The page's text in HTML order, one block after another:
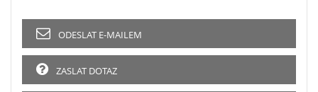
ODESLAT E-MAILEM
ZASLAT DOTAZ